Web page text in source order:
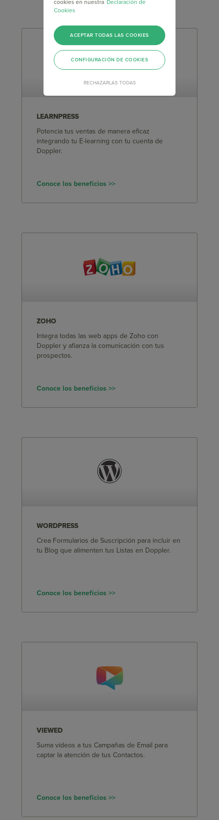
LEARNPRESS
Potencia tus ventas de manera eficaz
integrando tu E-learning con tu cuenta de
Doppler.
Conoce los beneficios >>
ZOHO
Integra todas las web apps de Zoho con
Doppler y afianza la comunicación con tus
prospectos.
Conoce los beneficios >>
WORDPRESS
Crea Formularios de Suscripción para incluir en
tu Blog que alimenten tus Listas en Doppler.
Conoce los beneficios >>
VIEWED
Suma videos a tus Campañas de Email para
captar la atención de tus Contactos.
Conoce los beneficios >>
cookies en nuestra Declaración de
Cookies
RECHAZARLAS TODAS
ACEPTAR TODAS LAS COOKIES
CONFIGURACIÓN DE COOKIES